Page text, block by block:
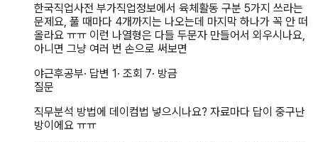
한국직업사전 부가직업정보에서 육체활동 구분 5가지 쓰라는
문제요, 풀 때마다 4개까지는 나오는데 마지막 하나가 꼭 안 떠
올라요 ㅠㅠ 이런 나열형은 다들 두문자 만들어서 외우시나요,
아니면 그냥 여러 번 손으로 써보면
야근후공부· 답변 1· 조회 7· 방금
질문
직무분석 방법에 데이컴법 넣으시나요? 자료마다 답이 중구난
방이에요 ㅠㅠ